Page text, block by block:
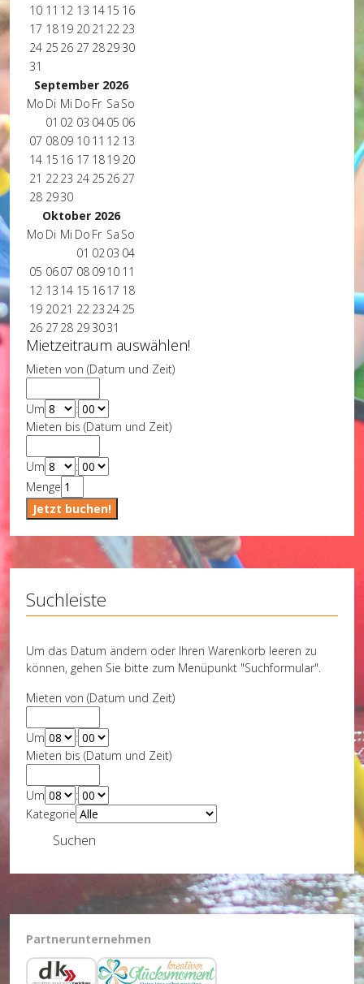
10 11 12 13 1415 16
17 1819 20 21 22 23
24 25 26 27 2829 30
31
September 2026
Mo Di Mi Do Fr Sa So
01 02 03 0405 06
07 0809 10 11 12 13
14 15 16 17 1819 20
21 22 23 24 25 26 27
28 2930
Oktober 2026
Mo Di Mi Do Fr Sa So
01 02 03 04
05 0607 08 0910 11
12 13 14 15 1617 18
19 2021 22 23 24 25
26 27 28 29 3031
Mietzeitraum auswählen!
Mieten von (Datum und Zeit)
Um
:
Mieten bis (Datum und Zeit)
Um
:
Menge
Suchleiste
Um das Datum ändern oder Ihren Warenkorb leeren zu
können, gehen Sie bitte zum Menüpunkt "Suchformular".
Mieten von (Datum und Zeit)
Um
:
Mieten bis (Datum und Zeit)
Um
:
Kategorie
Suchen
Partnerunternehmen